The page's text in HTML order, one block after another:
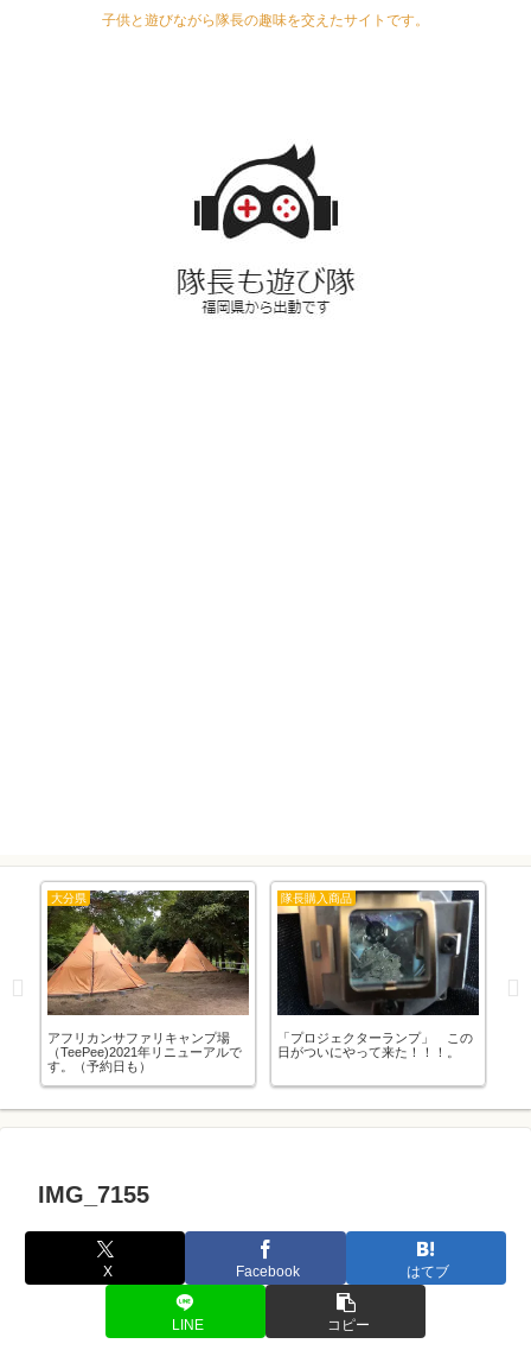
子供と遊びながら隊長の趣味を交えたサイトです。
大分県
アフリカンサファリキャンプ場
（TeePee)2021年リニューアルで
す。（予約日も）
隊長購入商品
「プロジェクターランプ」 この
日がついにやって来た！！！。
IMG_7155
X Facebook はてブ
LINE コピー